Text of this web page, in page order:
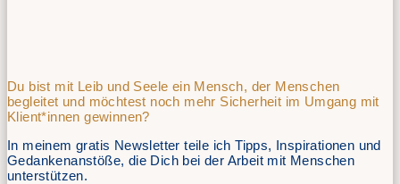
Du bist mit Leib und Seele ein Mensch, der Menschen
begleitet und möchtest noch mehr Sicherheit im Umgang mit
Klient*innen gewinnen?
In meinem gratis Newsletter teile ich Tipps, Inspirationen und
Gedankenanstöße, die Dich bei der Arbeit mit Menschen
unterstützen.